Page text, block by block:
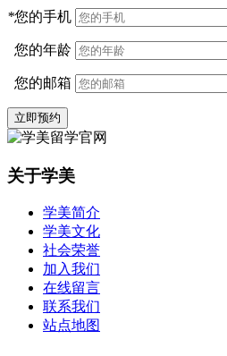
*您的手机
您的年龄
您的邮箱
立即预约
关于学美
学美简介
学美文化
社会荣誉
加入我们
在线留言
联系我们
站点地图